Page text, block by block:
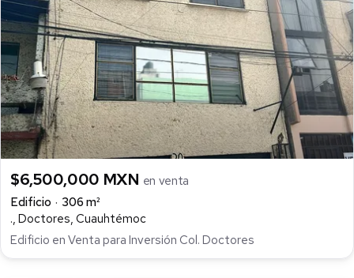
$6,500,000 MXN en venta
Edificio
306 m²
., Doctores, Cuauhtémoc
Edificio en Venta para Inversión Col. Doctores